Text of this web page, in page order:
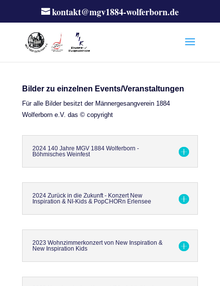
kontakt@mgv1884-wolferborn.de
Bilder zu einzelnen Events/Veranstaltungen
Für alle Bilder besitzt der Männergesangverein 1884
Wolferborn e.V. das © copyright
2024 140 Jahre MGV 1884 Wolferborn -
Böhmisches Weinfest
2024 Zurück in die Zukunft - Konzert New
Inspiration & NI-Kids & PopCHORn Erlensee
2023 Wohnzimmerkonzert von New Inspiration &
New Inspiration Kids